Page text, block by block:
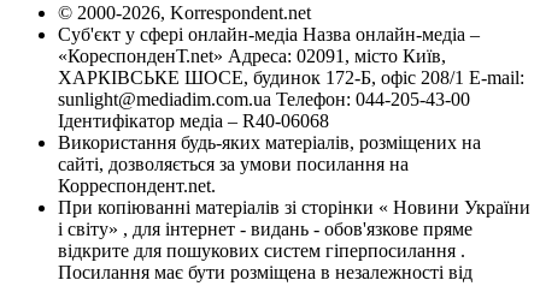
© 2000-2026, Korrespondent.net
Суб'єкт у сфері онлайн-медіа Назва онлайн-медіа –
«КореспонденТ.net» Адреса: 02091, місто Київ,
ХАРКІВСЬКЕ ШОСЕ, будинок 172-Б, офіс 208/1 E-mail:
sunlight@mediadim.com.ua Телефон: 044-205-43-00
Ідентифікатор медіа – R40-06068
Використання будь-яких матеріалів, розміщених на
сайті, дозволяється за умови посилання на
Корреспондент.net.
При копіюванні матеріалів зі сторінки « Новини України
і світу» , для інтернет - видань - обов'язкове пряме
відкрите для пошукових систем гіперпосилання .
Посилання має бути розміщена в незалежності від